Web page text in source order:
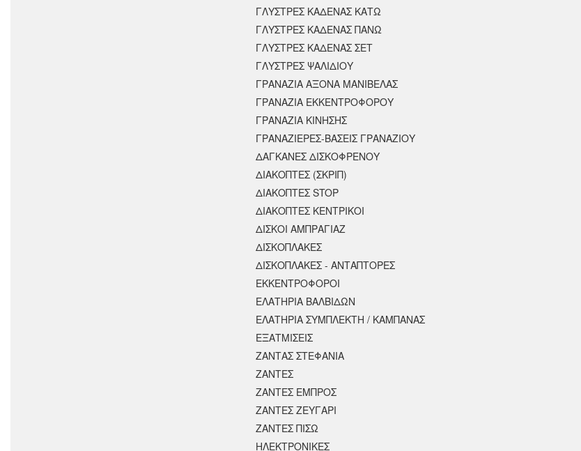
ΓΛΥΣΤΡΕΣ ΚΑΔΕΝΑΣ ΚΑΤΩ
ΓΛΥΣΤΡΕΣ ΚΑΔΕΝΑΣ ΠΑΝΩ
ΓΛΥΣΤΡΕΣ ΚΑΔΕΝΑΣ ΣΕΤ
ΓΛΥΣΤΡΕΣ ΨΑΛΙΔΙΟΥ
ΓΡΑΝΑΖΙΑ ΑΞΟΝΑ ΜΑΝΙΒΕΛΑΣ
ΓΡΑΝΑΖΙΑ ΕΚΚΕΝΤΡΟΦΟΡΟΥ
ΓΡΑΝΑΖΙΑ ΚΙΝΗΣΗΣ
ΓΡΑΝΑΖΙΕΡΕΣ-ΒΑΣΕΙΣ ΓΡΑΝΑΖΙΟΥ
ΔΑΓΚΑΝΕΣ ΔΙΣΚΟΦΡΕΝΟΥ
ΔΙΑΚΟΠΤΕΣ (ΣΚΡΙΠ)
ΔΙΑΚΟΠΤΕΣ STOP
ΔΙΑΚΟΠΤΕΣ ΚΕΝΤΡΙΚΟΙ
ΔΙΣΚΟΙ ΑΜΠΡΑΓΙΑΖ
ΔΙΣΚΟΠΛΑΚΕΣ
ΔΙΣΚΟΠΛΑΚΕΣ - ΑΝΤΑΠΤΟΡΕΣ
ΕΚΚΕΝΤΡΟΦΟΡΟΙ
ΕΛΑΤΗΡΙΑ ΒΑΛΒΙΔΩΝ
ΕΛΑΤΗΡΙΑ ΣΥΜΠΛΕΚΤΗ / ΚΑΜΠΑΝΑΣ
ΕΞΑΤΜΙΣΕΙΣ
ΖΑΝΤΑΣ ΣΤΕΦΑΝΙΑ
ΖΑΝΤΕΣ
ΖΑΝΤΕΣ ΕΜΠΡΟΣ
ΖΑΝΤΕΣ ΖΕΥΓΑΡΙ
ΖΑΝΤΕΣ ΠΙΣΩ
ΗΛΕΚΤΡΟΝΙΚΕΣ